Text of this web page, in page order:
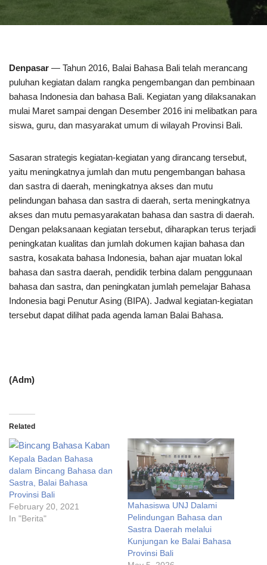
Denpasar — Tahun 2016, Balai Bahasa Bali telah merancang
puluhan kegiatan dalam rangka pengembangan dan pembinaan
bahasa Indonesia dan bahasa Bali. Kegiatan yang dilaksanakan
mulai Maret sampai dengan Desember 2016 ini melibatkan para
siswa, guru, dan masyarakat umum di wilayah Provinsi Bali.
Sasaran strategis kegiatan-kegiatan yang dirancang tersebut,
yaitu meningkatnya jumlah dan mutu pengembangan bahasa
dan sastra di daerah, meningkatnya akses dan mutu
pelindungan bahasa dan sastra di daerah, serta meningkatnya
akses dan mutu pemasyarakatan bahasa dan sastra di daerah.
Dengan pelaksanaan kegiatan tersebut, diharapkan terus terjadi
peningkatan kualitas dan jumlah dokumen kajian bahasa dan
sastra, kosakata bahasa Indonesia, bahan ajar muatan lokal
bahasa dan sastra daerah, pendidik terbina dalam penggunaan
bahasa dan sastra, dan peningkatan jumlah pemelajar Bahasa
Indonesia bagi Penutur Asing (BIPA). Jadwal kegiatan-kegiatan
tersebut dapat dilihat pada agenda laman Balai Bahasa.
(Adm)
Related
Kepala Badan Bahasa
dalam Bincang Bahasa dan
Sastra, Balai Bahasa
Provinsi Bali
February 20, 2021
In "Berita"
Mahasiswa UNJ Dalami
Pelindungan Bahasa dan
Sastra Daerah melalui
Kunjungan ke Balai Bahasa
Provinsi Bali